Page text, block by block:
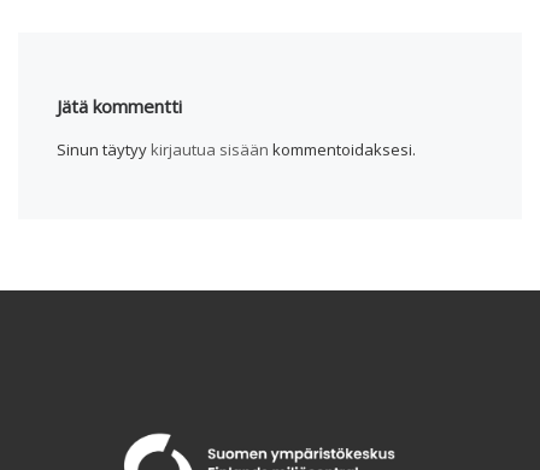
Jätä kommentti
Sinun täytyy kirjautua sisään kommentoidaksesi.